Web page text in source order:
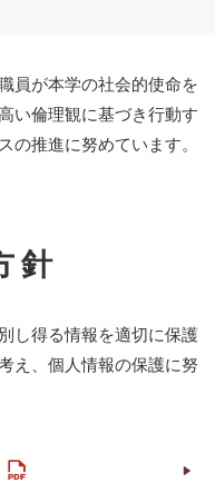
員が本学の社会的使命を
い倫理観に基づき行動す
の推進に努めています。
針
し得る情報を適切に保護
え、個人情報の保護に努